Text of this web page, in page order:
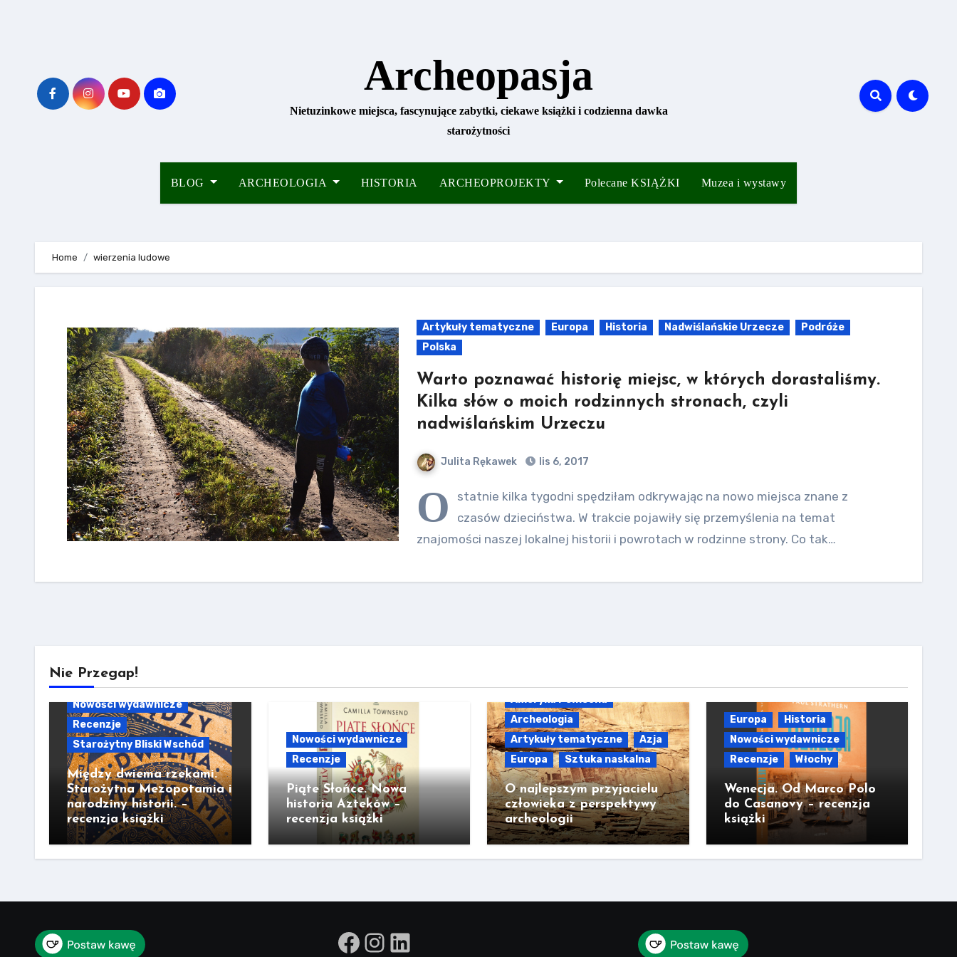
Archeopasja
Nietuzinkowe miejsca, fascynujące zabytki, ciekawe książki i codzienna dawka
starożytności
BLOG ARCHEOLOGIA HISTORIA ARCHEOPROJEKTY Polecane KSIĄŻKI Muzea i wystawy
Home wierzenia ludowe
Artykuły tematyczne Europa Historia Nadwiślańskie Urzecze
Podróże
Polska
Warto poznawać historię miejsc, w których dorastaliśmy.
Kilka słów o moich rodzinnych stronach, czyli
nadwiślańskim Urzeczu
Julita Rękawek lis 6, 2017
O
statnie kilka tygodni spędziłam odkrywając na nowo miejsca znane z
czasów dzieciństwa. W trakcie pojawiły się przemyślenia na temat
znajomości naszej lokalnej historii i powrotach w rodzinne strony. Co tak…
Nie Przegap!
Nowości wydawnicze
Recenzje
Starożytny Bliski Wschód
Między dwiema rzekami.
Starożytna Mezopotamia i
narodziny historii. –
recenzja książki
Nowości wydawnicze
Recenzje
Piąte Słońce. Nowa
historia Azteków –
recenzja książki
Ameryka Północna
Archeologia
Artykuły tematyczne
Azja
Europa
Sztuka naskalna
O najlepszym przyjacielu
człowieka z perspektywy
archeologii
Europa
Historia
Nowości wydawnicze
Recenzje
Włochy
Wenecja. Od Marco Polo
do Casanovy – recenzja
książki
Facebook
Instagram
LinkedIn